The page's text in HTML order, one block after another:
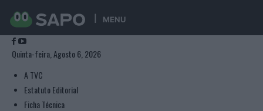
MENU
Quinta-feira, Agosto 6, 2026
A TVC
Estatuto Editorial
Ficha Técnica